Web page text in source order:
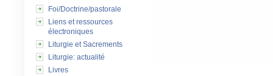
Foi/Doctrine/pastorale
Liens et ressources
électroniques
Liturgie et Sacrements
Liturgie: actualité
Livres